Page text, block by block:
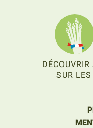
SUR